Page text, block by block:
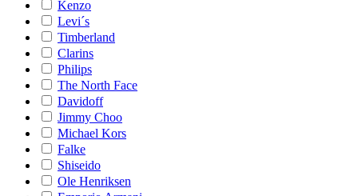
Kenzo
Levi´s
Timberland
Clarins
Philips
The North Face
Davidoff
Jimmy Choo
Michael Kors
Falke
Shiseido
Ole Henriksen